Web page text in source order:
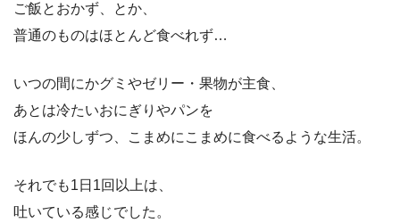
ご飯とおかず、とか、
普通のものはほとんど食べれず…
いつの間にかグミやゼリー・果物が主食、
あとは冷たいおにぎりやパンを
ほんの少しずつ、こまめにこまめに食べるような生活。
それでも1日1回以上は、
吐いている感じでした。